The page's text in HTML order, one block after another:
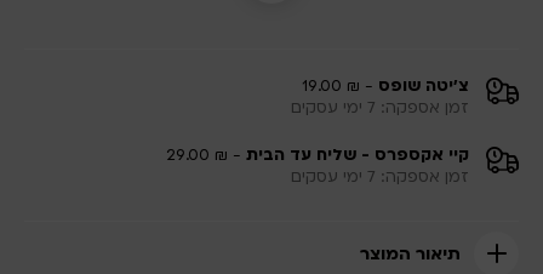
צ'יטה שופס - ₪ 19.00
זמן אספקה: 7 ימי עסקים
קיי אקספרס - שליח עד הבית - ₪ 29.00
זמן אספקה: 7 ימי עסקים
תיאור המוצר